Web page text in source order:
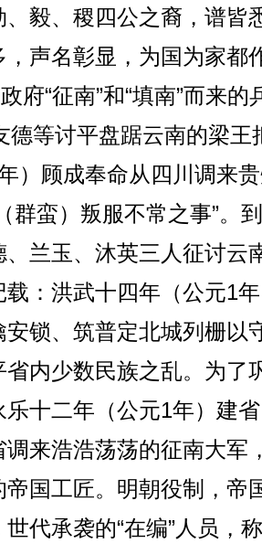
、毅、稷四公之裔，谱皆
声名彰显，为国为家都
府“征南”和“填南”而来的
等讨平盘踞云南的梁王
）顾成奉命从四川调来
群蛮）叛服不常之事”。
兰玉、沐英三人征讨云
载：洪武十四年（公元1
安锁、筑普定北城列栅以
内少数民族之乱。为了
十二年（公元1年）建
来浩浩荡荡的征南大军
帝国工匠。明朝役制，帝
代承袭的“在编”人员，